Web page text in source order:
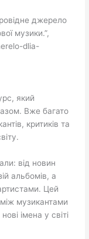
джерело
музики.”,
dlia-
який
Вже багато
критиків та
від новин
альбомів, а
Цей
музикантами
імена у світі